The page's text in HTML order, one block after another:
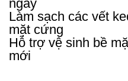
ngày
Làm sạch các vết
mặt cứng
Hỗ trợ vệ sinh bề
mới